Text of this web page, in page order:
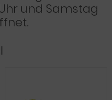
und Samstag